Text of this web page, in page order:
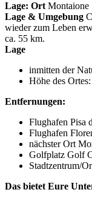
Lage: Ort Montaione
Lage & Umgebung
wieder zum Leben
ca. 55 km.
Lage
inmitten der
Höhe des
Entfernungen:
Flughafen Pisa
Flughafen
nächster Ort
Golfplatz Golf
Stadtzentrum/
Das bietet Eure